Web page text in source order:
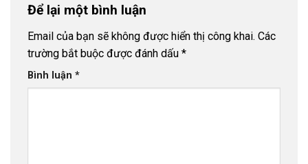
Để lại một bình luận
Email của bạn sẽ không được hiển thị công khai. Các
trường bắt buộc được đánh dấu *
Bình luận *